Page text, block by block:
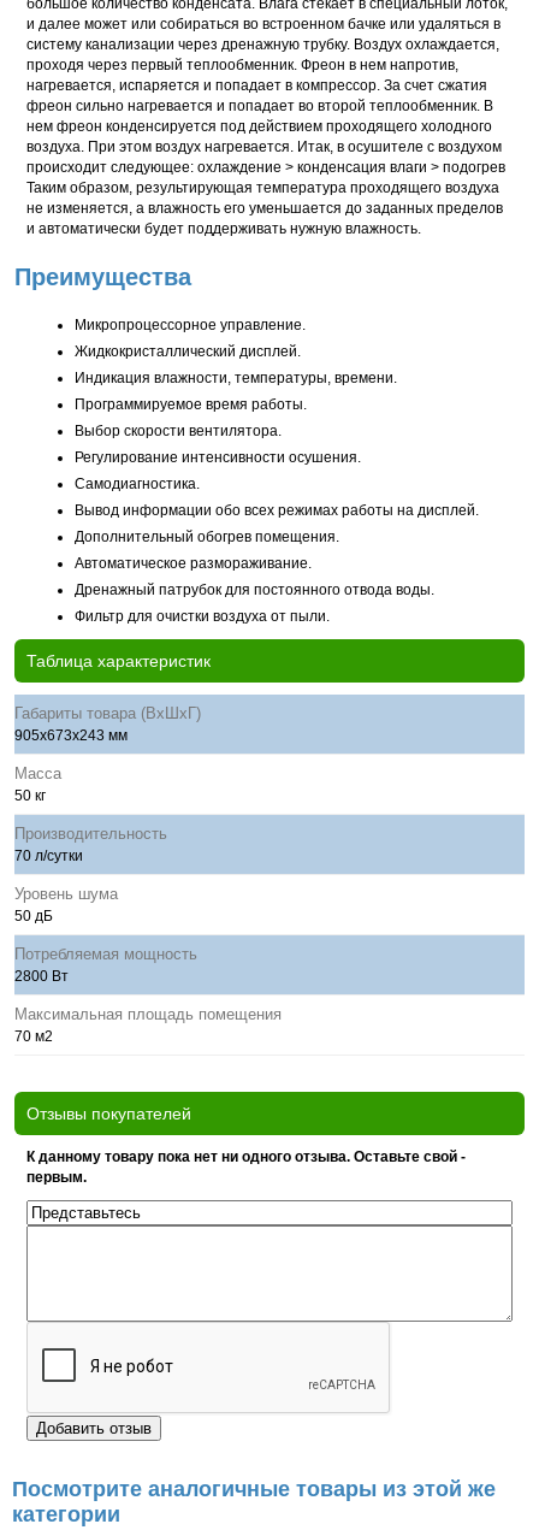
большое количество конденсата. Влага стекает в специальный лоток,
и далее может или собираться во встроенном бачке или удаляться в
систему канализации через дренажную трубку. Воздух охлаждается,
проходя через первый теплообменник. Фреон в нем напротив,
нагревается, испаряется и попадает в компрессор. За счет сжатия
фреон сильно нагревается и попадает во второй теплообменник. В
нем фреон конденсируется под действием проходящего холодного
воздуха. При этом воздух нагревается. Итак, в осушителе с воздухом
происходит следующее: охлаждение > конденсация влаги > подогрев
Таким образом, результирующая температура проходящего воздуха
не изменяется, а влажность его уменьшается до заданных пределов
и автоматически будет поддерживать нужную влажность.
Преимущества
Микропроцессорное управление.
Жидкокристаллический дисплей.
Индикация влажности, температуры, времени.
Программируемое время работы.
Выбор скорости вентилятора.
Регулирование интенсивности осушения.
Самодиагностика.
Вывод информации обо всех режимах работы на дисплей.
Дополнительный обогрев помещения.
Автоматическое размораживание.
Дренажный патрубок для постоянного отвода воды.
Фильтр для очистки воздуха от пыли.
Таблица характеристик
Габариты товара (ВхШхГ)
905х673х243 мм
Масса
50 кг
Производительность
70 л/сутки
Уровень шума
50 дБ
Потребляемая мощность
2800 Вт
Максимальная площадь помещения
70 м2
Отзывы покупателей
К данному товару пока нет ни одного отзыва. Оставьте свой -
первым.
Посмотрите аналогичные товары из этой же
категории